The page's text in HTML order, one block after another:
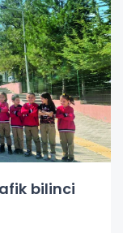
bilinci